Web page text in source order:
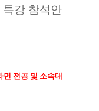
강 참석안
전공 및 소속대